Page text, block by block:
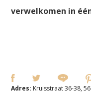
verwelkomen in
Adres: Kruisstraat 36-38,